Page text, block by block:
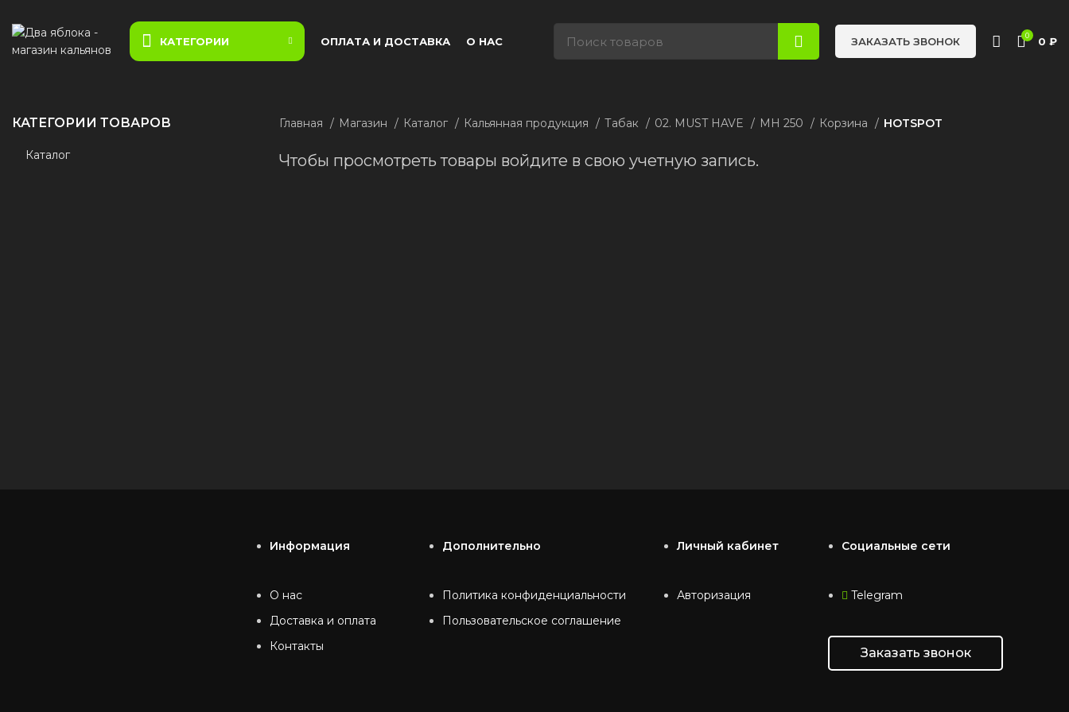
КАТЕГОРИИ ОПЛАТА И ДОСТАВКА О НАС ЗАКАЗАТЬ ЗВОНОК 0 0 ₽
Главная Магазин Каталог Кальянная продукция Табак 02. MUST HAVE MH 250 Корзина HOTSPOT
Чтобы просмотреть товары войдите в свою учетную запись.
КАТЕГОРИИ ТОВАРОВ
Каталог
Информация
О нас
Доставка и оплата
Контакты
Дополнительно
Политика конфиденциальности
Пользовательское соглашение
Личный кабинет
Авторизация
Социальные сети
Telegram
Заказать звонок